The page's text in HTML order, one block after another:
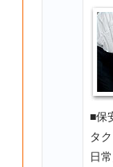
■保
タ
日